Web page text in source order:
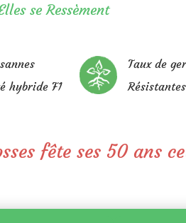
se Ressèment
hybride F1
Taux de
fête ses 50 ans